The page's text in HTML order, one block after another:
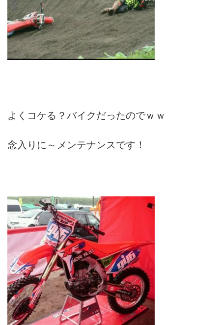
よくコケる？バイクだったのでｗｗ
念入りに～メンテナンスです！